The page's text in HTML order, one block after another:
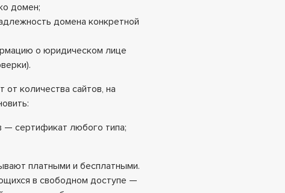
домен;
домена конкретной
о юридическом лице
от количества сайтов, на
— сертификат любого типа;
платными и бесплатными.
в свободном доступе —